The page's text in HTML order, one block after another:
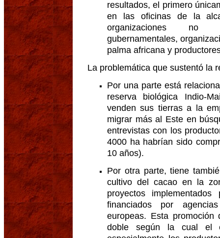
resultados, el primero
en las oficinas de la
organizaciones no
gubernamentales,
palma africana y
La problemática que sustentó la
Por una parte está
reserva biológica Indio-
venden sus tierras a la
migrar más al Este en
entrevistas con los
4000 ha habrían sido
10 años).
Por otra parte, tiene
cultivo del cacao en la
proyectos
financiados por
europeas. Esta
doble según la cual el